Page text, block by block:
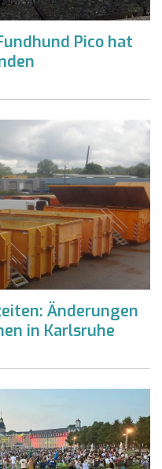
Pico hat
Änderungen
in Karlsruhe